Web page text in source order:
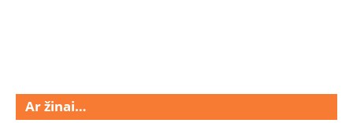
Ar žinai…